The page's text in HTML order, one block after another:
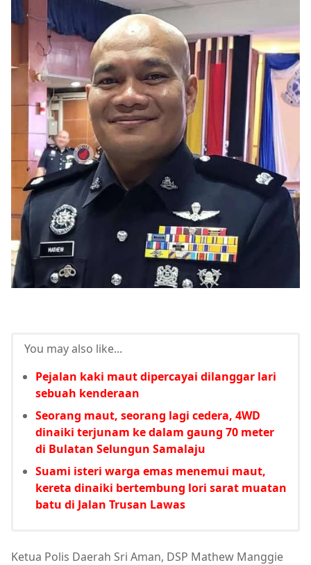
You may also like...
Pejalan kaki maut dipercayai dilanggar lari
sebuah kenderaan
Seorang maut, seorang lagi cedera, 4WD
dinaiki terjunam ke dalam gaung 70 meter
di Bulatan Selungun Samalaju
Suami isteri warga emas menemui maut,
kereta dinaiki bertembung lori sarat muatan
batu di Jalan Trusan Lawas
Ketua Polis Daerah Sri Aman, DSP Mathew Manggie